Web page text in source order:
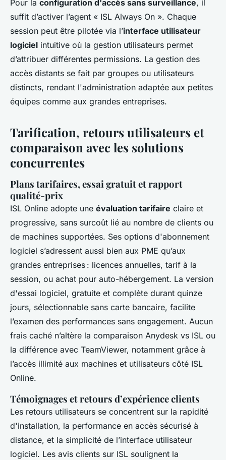
Pour la configuration d'accès sans surveillance, il
suffit d’activer l’agent « ISL Always On ». Chaque
session peut être pilotée via l’interface utilisateur
logiciel intuitive où la gestion utilisateurs permet
d’attribuer différentes permissions. La gestion des
accès distants se fait par groupes ou utilisateurs
distincts, rendant l'administration adaptée aux petites
équipes comme aux grandes entreprises.
Tarification, retours utilisateurs et
comparaison avec les solutions
concurrentes
Plans tarifaires, essai gratuit et rapport
qualité-prix
ISL Online adopte une évaluation tarifaire claire et
progressive, sans surcoût lié au nombre de clients ou
de machines supportées. Ses options d'abonnement
logiciel s’adressent aussi bien aux PME qu’aux
grandes entreprises : licences annuelles, tarif à la
session, ou achat pour auto-hébergement. La version
d'essai logiciel, gratuite et complète durant quinze
jours, sélectionnable sans carte bancaire, facilite
l’examen des performances sans engagement. Aucun
frais caché n’altère la comparaison Anydesk vs ISL ou
la différence avec TeamViewer, notamment grâce à
l’accès illimité aux machines et utilisateurs côté ISL
Online.
Témoignages et retours d’expérience clients
Les retours utilisateurs se concentrent sur la rapidité
d'installation, la performance en accès sécurisé à
distance, et la simplicité de l’interface utilisateur
logiciel. Les avis clients sur ISL soulignent la